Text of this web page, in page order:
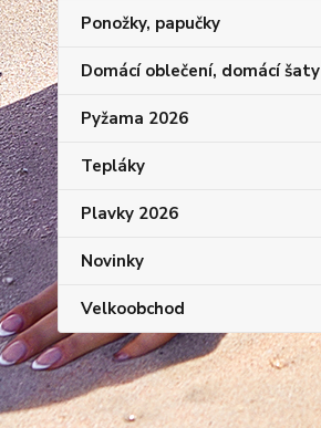
Ponožky, papučky
Domácí oblečení, domácí šaty
Pyžama 2026
Tepláky
Plavky 2026
Novinky
Velkoobchod